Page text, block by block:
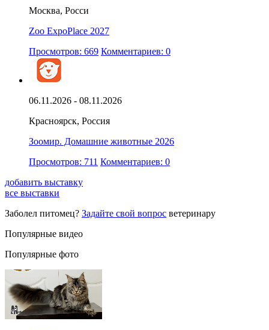
Москва, Росси
Zoo ExpoPlace 2027
Просмотров: 669 Комментариев: 0
06.11.2026 - 08.11.2026
Красноярск, Россия
Зоомир. Домашние животные 2026
Просмотров: 711 Комментариев: 0
добавить выставку
все выставки
Заболел питомец? Задайте свой вопрос ветеринару
Популярные видео
Популярные фото